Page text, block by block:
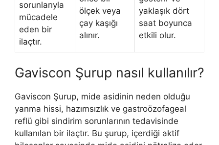
sorunlarıyla
mücadele
eden bir
ilaçtır.
ölçek veya
çay kaşığı
alınır.
yaklaşık dört
saat boyunca
etkili olur.
Gaviscon Şurup nasıl kullanılır?
Gaviscon Şurup, mide asidinin neden olduğu
yanma hissi, hazımsızlık ve gastroözofageal
reflü gibi sindirim sorunlarının tedavisinde
kullanılan bir ilaçtır. Bu şurup, içerdiği aktif